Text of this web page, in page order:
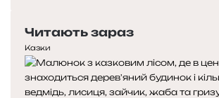
о
м
у
к
о
р
е
д
н
я
т
у
п
н
а
Читають зараз
Казки